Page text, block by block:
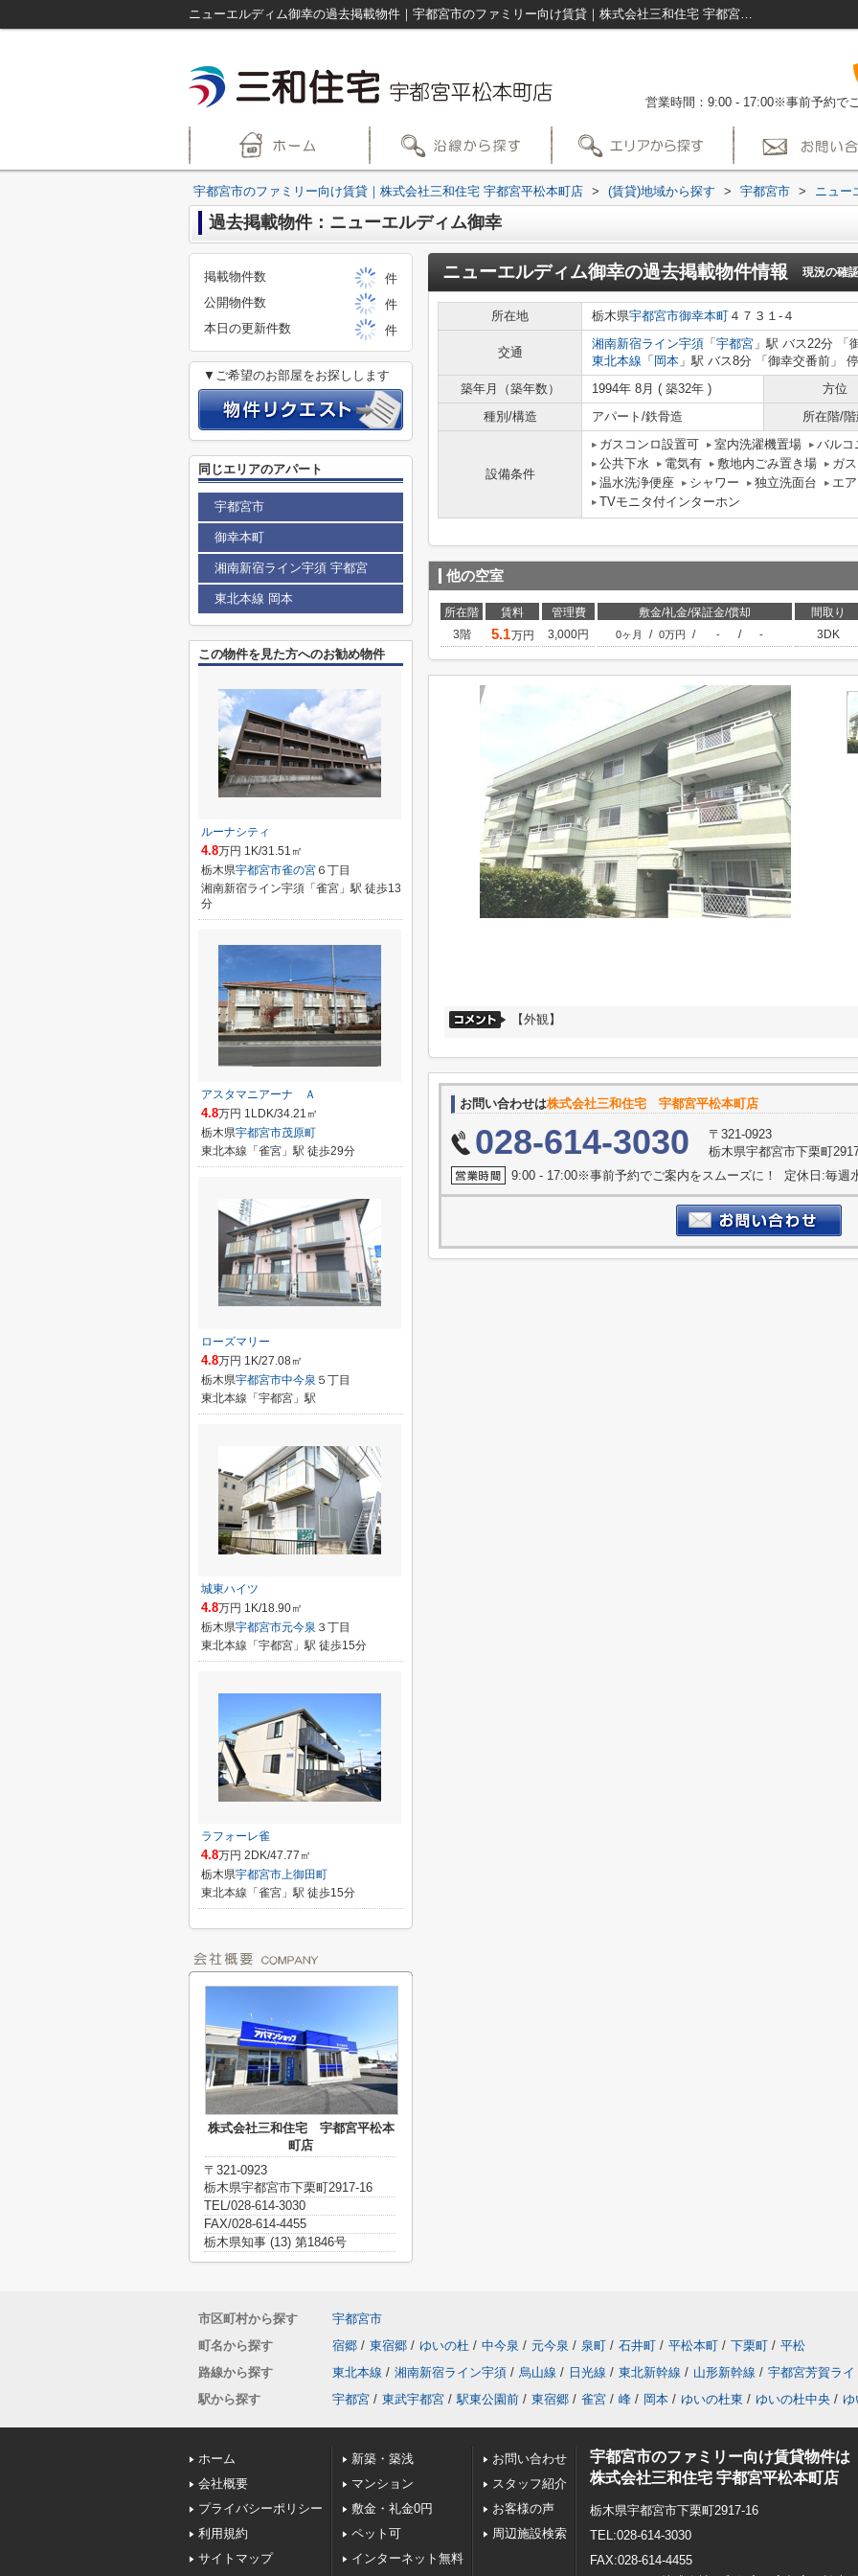
ニューエルディム御幸の過去掲載物件｜宇都宮市のファミリー向け賃貸｜株式会社三和住宅 宇都宮平松本町店
営業時間：9:00 - 17:00※事前予約で
宇都宮市のファミリー向け賃貸｜株式会社三和住宅 宇都宮平松本町店 > (賃貸)地域から探す > 宇都宮市 > ニュー
過去掲載物件：ニューエルディム御幸
ニューエルディム御幸の過去掲載物件情報 現況の確
所在地 栃木県宇都宮市御幸本町 ４７３１-４
交通
湘南新宿ライン宇須 「 宇都宮 」駅 バス22分 「
東北本線 「 岡本 」駅 バス8分 「御幸交番前」
築年月（築年数）
1994年 8月 ( 築32年 ) 方位
種別/構造
アパート/鉄骨造 所在階/階
設備条件
ガスコンロ設置可 室内洗濯機置場 バルコ
公共下水
電気有 敷地内ごみ置き場 ガ
温水洗浄便座
シャワー 独立洗面台 エ
TVモニタ付インターホン
他の空室
所在階 賃料 管理費 敷金/礼金/保証金/償却 間取り
3階
5.1万円 3,000円 0ヶ月 / 0万円 / - / - 3DK
【外観】
お問い合わせは株式会社三和住宅 宇都宮平松本町店
028-614-3030
〒321-0923
栃木県宇都宮市下栗町
9:00 - 17:00※事前予約でご案内をスムーズに！ 定休日:毎週
掲載物件数
件
公開物件数
件
本日の更新件数
件
▼ご希望のお部屋をお探しします
同じエリアのアパート
宇都宮市
御幸本町
湘南新宿ライン宇須 宇都宮
東北本線 岡本
この物件を見た方へのお勧め物件
ルーナシティ
4.8万円 1K/31.51㎡
栃木県宇都宮市雀の宮 ６丁目
湘南新宿ライン宇須「雀宮」駅 徒歩13
分
アスタマニアーナ Ａ
4.8万円 1LDK/34.21㎡
栃木県宇都宮市茂原町
東北本線「雀宮」駅 徒歩29分
ローズマリー
4.8万円 1K/27.08㎡
栃木県宇都宮市中今泉 ５丁目
東北本線「宇都宮」駅
城東ハイツ
4.8万円 1K/18.90㎡
栃木県宇都宮市元今泉 ３丁目
東北本線「宇都宮」駅 徒歩15分
ラフォーレ雀
4.8万円 2DK/47.77㎡
栃木県宇都宮市上御田町
東北本線「雀宮」駅 徒歩15分
株式会社三和住宅 宇都宮平松本
町店
〒321-0923
栃木県宇都宮市下栗町2917-16
TEL/028-614-3030
FAX/028-614-4455
栃木県知事 (13) 第1846号
市区町村から探す
宇都宮市
町名から探す
宿郷 / 東宿郷 / ゆいの杜 / 中今泉 / 元今泉 / 泉町 / 石井町 / 平松本町 / 下栗町 / 平松
路線から探す
東北本線 / 湘南新宿ライン宇須 / 烏山線 / 日光線 / 東北新幹線 / 山形新幹線 / 宇都宮芳賀ライ
駅から探す
宇都宮 / 東武宇都宮 / 駅東公園前 / 東宿郷 / 雀宮 / 峰 / 岡本 / ゆいの杜東 / ゆいの杜中央 / ゆ
ホーム
会社概要
プライバシーポリシー
利用規約
サイトマップ
新築・築浅
マンション
敷金・礼金0円
ペット可
インターネット無料
お問い合わせ
スタッフ紹介
お客様の声
周辺施設検索
宇都宮市のファミリー向け賃貸物件は
株式会社三和住宅 宇都宮平松本町店
栃木県宇都宮市下栗町2917-16
TEL:028-614-3030
FAX:028-614-4455